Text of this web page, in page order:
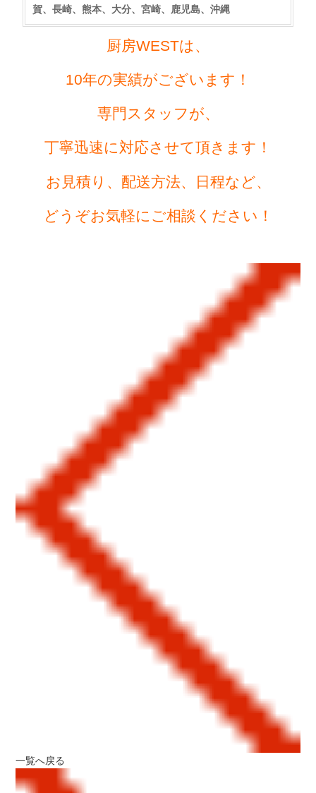
賀、長崎、熊本、大分、宮崎、鹿児島、沖縄
厨房WESTは、
10年の実績がございます！
専門スタッフが、
丁寧迅速に対応させて頂きます！
お見積り、配送方法、日程など、
どうぞお気軽にご相談ください！
一覧へ戻る